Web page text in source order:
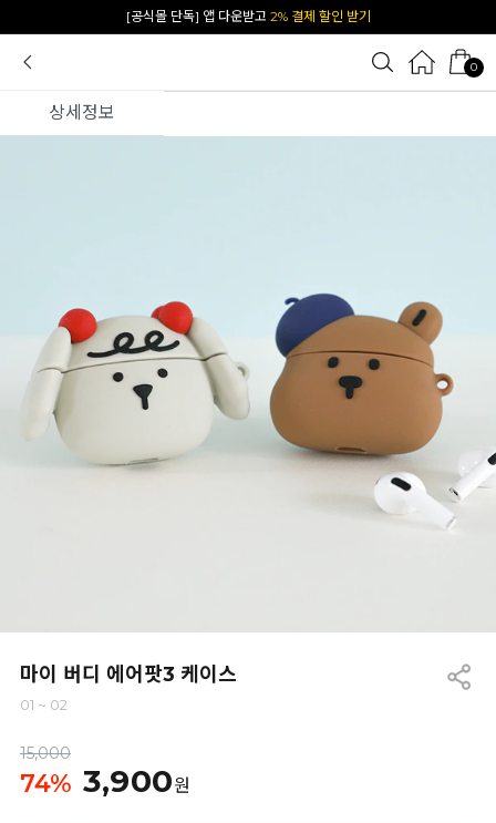
카카오 플친 추가하면1천원 즉시 할인 쿠폰
0
상세정보
마이 버디 에어팟3 케이스
01 ~ 02
15,000
74% 3,900원